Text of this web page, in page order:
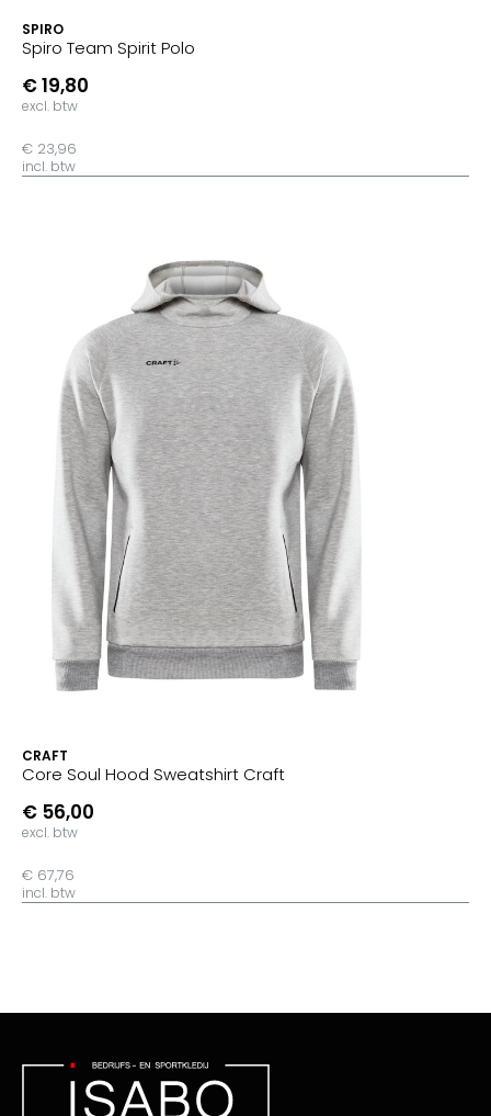
SPIRO
Spiro Team Spirit Polo
€ 19,80
excl. btw
€ 23,96
incl. btw
CRAFT
Core Soul Hood Sweatshirt Craft
€ 56,00
excl. btw
€ 67,76
incl. btw